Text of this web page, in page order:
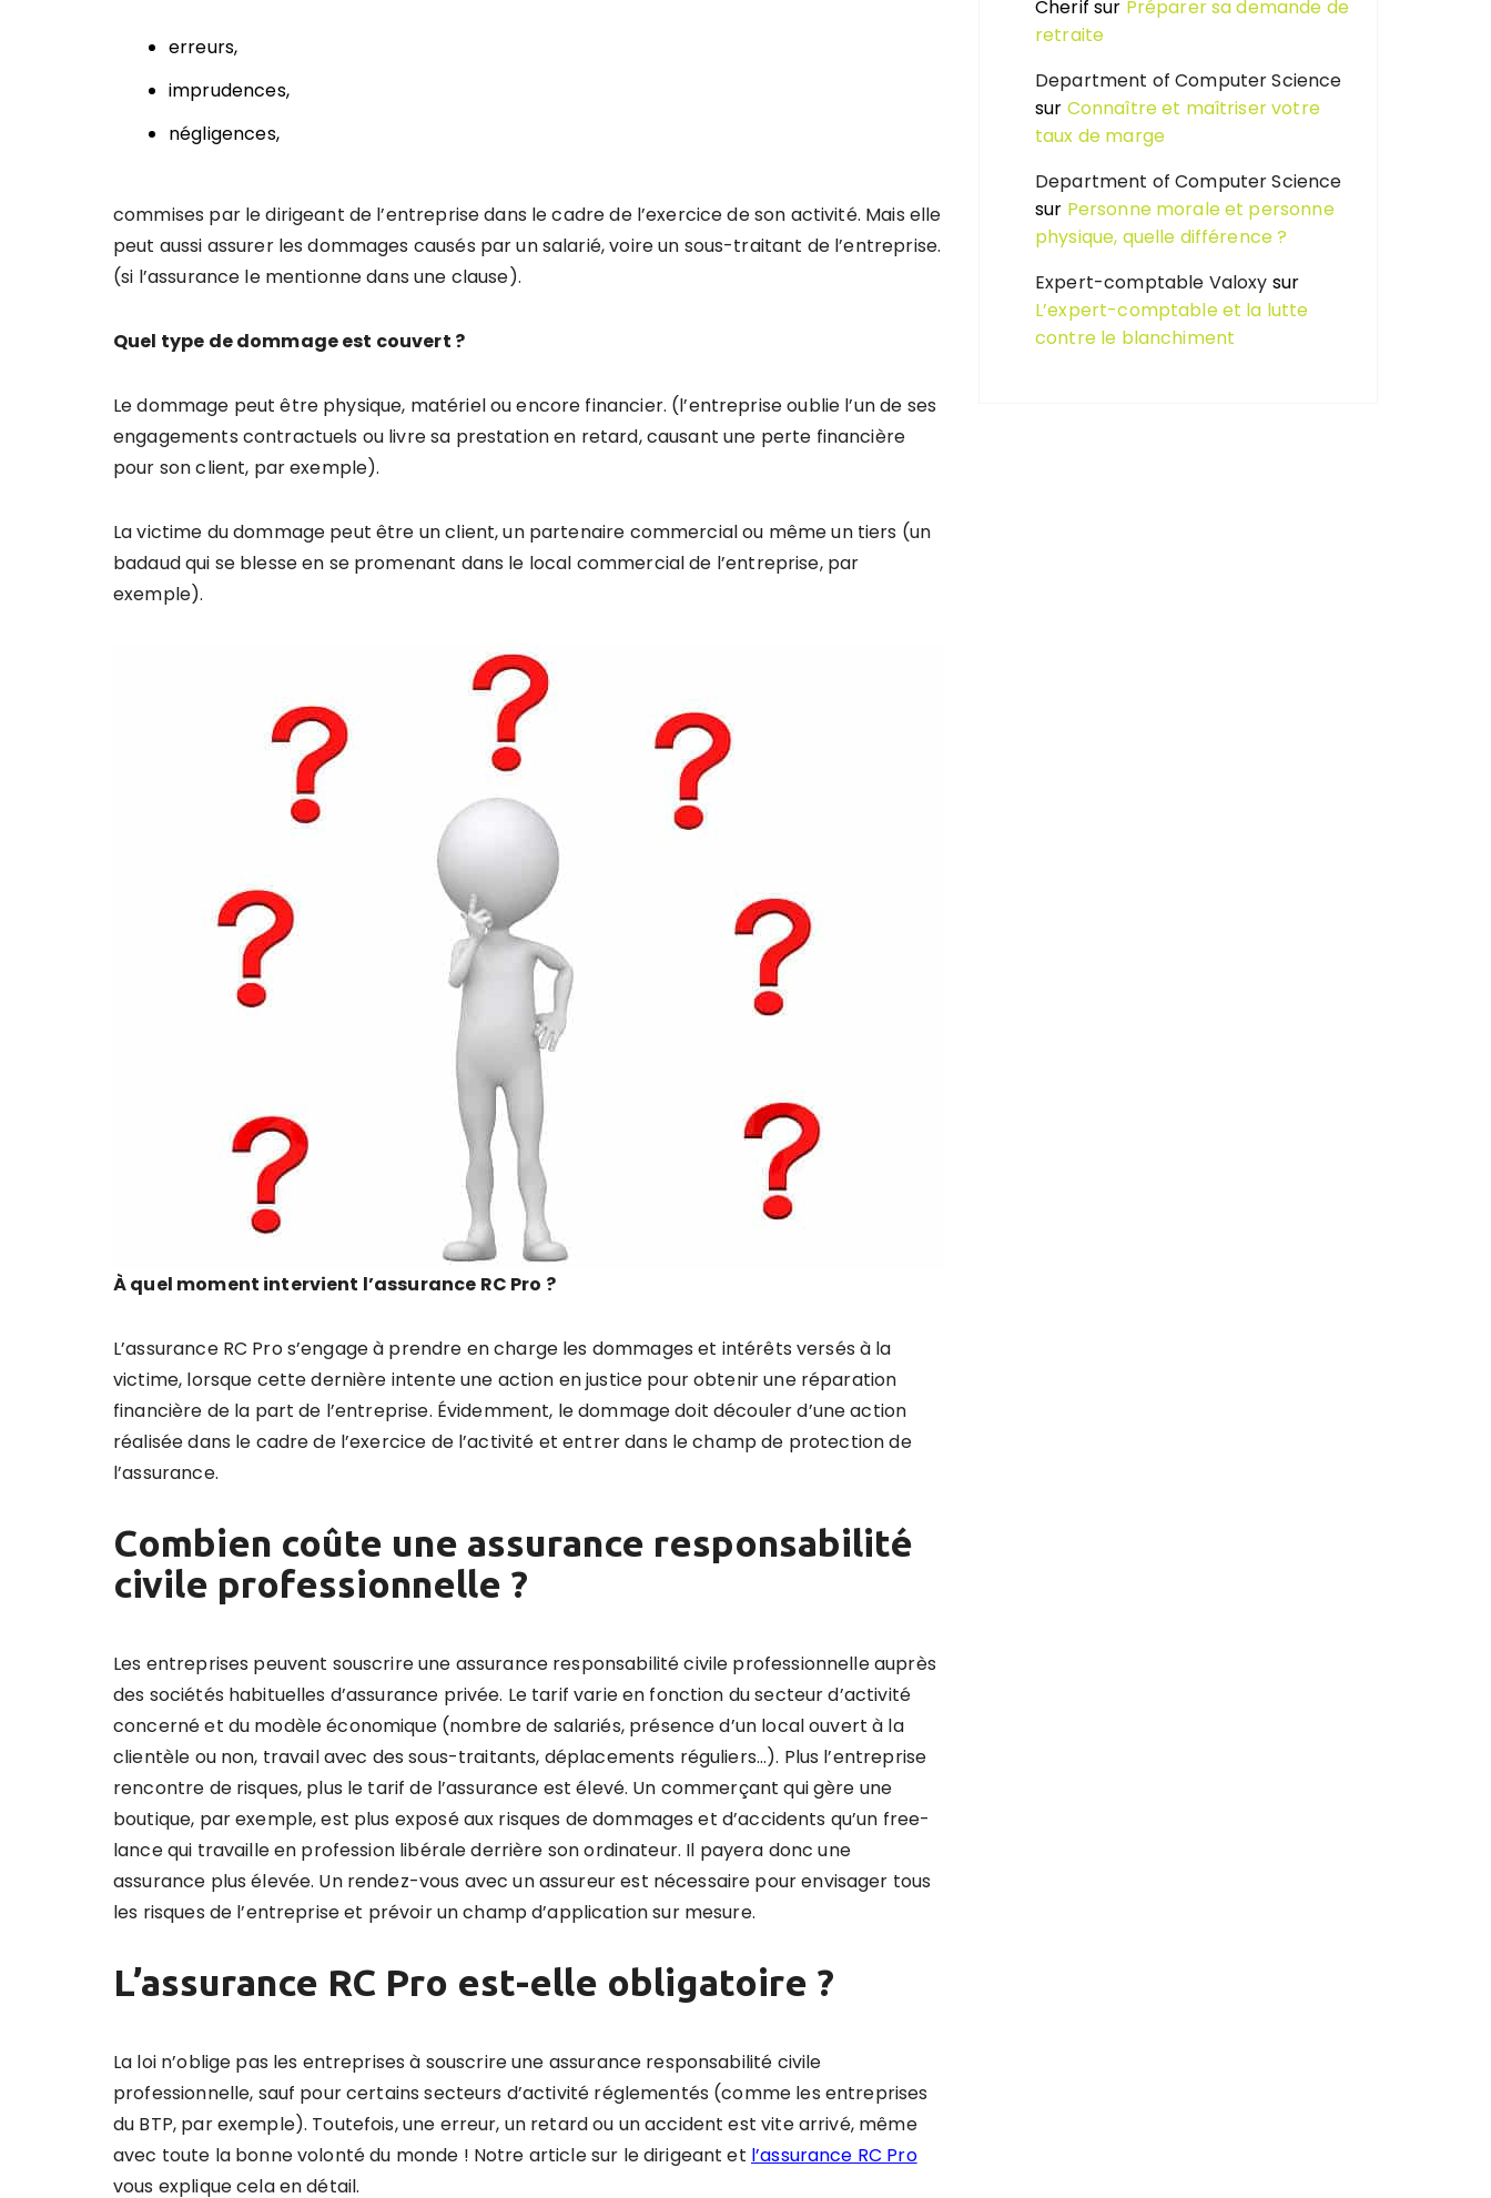
erreurs,
imprudences,
négligences,
commises par le dirigeant de l’entreprise dans le cadre de l’exercice de son activité. Mais elle
peut aussi assurer les dommages causés par un salarié, voire un sous-traitant de l’entreprise.
(si l’assurance le mentionne dans une clause).
Quel type de dommage est couvert ?
Le dommage peut être physique, matériel ou encore financier. (l’entreprise oublie l’un de ses
engagements contractuels ou livre sa prestation en retard, causant une perte financière
pour son client, par exemple).
La victime du dommage peut être un client, un partenaire commercial ou même un tiers (un
badaud qui se blesse en se promenant dans le local commercial de l’entreprise, par
exemple).
À quel moment intervient l’assurance RC Pro ?
L’assurance RC Pro s’engage à prendre en charge les dommages et intérêts versés à la
victime, lorsque cette dernière intente une action en justice pour obtenir une réparation
financière de la part de l’entreprise. Évidemment, le dommage doit découler d’une action
réalisée dans le cadre de l’exercice de l’activité et entrer dans le champ de protection de
l’assurance.
Combien coûte une assurance responsabilité
civile professionnelle ?
Les entreprises peuvent souscrire une assurance responsabilité civile professionnelle auprès
des sociétés habituelles d’assurance privée. Le tarif varie en fonction du secteur d’activité
concerné et du modèle économique (nombre de salariés, présence d’un local ouvert à la
clientèle ou non, travail avec des sous-traitants, déplacements réguliers…). Plus l’entreprise
rencontre de risques, plus le tarif de l’assurance est élevé. Un commerçant qui gère une
boutique, par exemple, est plus exposé aux risques de dommages et d’accidents qu’un free-
lance qui travaille en profession libérale derrière son ordinateur. Il payera donc une
assurance plus élevée. Un rendez-vous avec un assureur est nécessaire pour envisager tous
les risques de l’entreprise et prévoir un champ d’application sur mesure.
L’assurance RC Pro est-elle obligatoire ?
La loi n’oblige pas les entreprises à souscrire une assurance responsabilité civile
professionnelle, sauf pour certains secteurs d’activité réglementés (comme les entreprises
du BTP, par exemple). Toutefois, une erreur, un retard ou un accident est vite arrivé, même
avec toute la bonne volonté du monde ! Notre article sur le dirigeant et l’assurance RC Pro
vous explique cela en détail.
Cherif sur Préparer sa demande de
retraite
Department of Computer Science
sur Connaître et maîtriser votre
taux de marge
Department of Computer Science
sur Personne morale et personne
physique, quelle différence ?
Expert-comptable Valoxy sur
L’expert-comptable et la lutte
contre le blanchiment